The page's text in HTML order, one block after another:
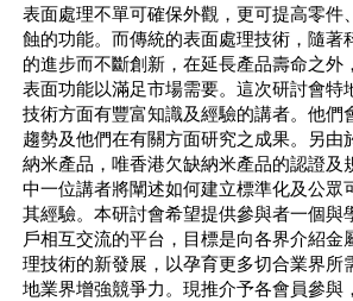
表面處理不單可確保外觀，更可提高零件
蝕的功能。而傳統的表面處理技術，隨著
的進步而不斷創新，在延長產品壽命之外
表面功能以滿足市場需要。這次研討會特
技術方面有豐富知識及經驗的講者。他們
趨勢及他們在有關方面研究之成果。另由
納米產品，唯香港欠缺納米產品的認證及
中一位講者將闡述如何建立標準化及公眾
其經驗。本研討會希望提供參與者一個與
戶相互交流的平台，目標是向各界介紹金
理技術的新發展，以孕育更多切合業界所
地業界增強競爭力。現推介予各會員參與